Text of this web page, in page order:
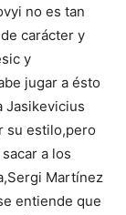
no es tan
carácter y
y
jugar a ésto
Jasikevicius
su estilo,pero
a los
Martínez
entiende que